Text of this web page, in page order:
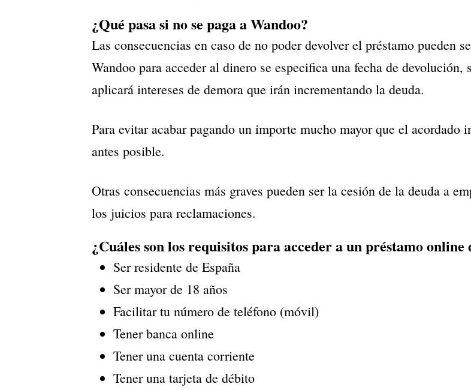
¿Qué pasa si no se paga a Wandoo?
Las consecuencias en caso de no poder devolver el préstamo pueden
Wandoo para acceder al dinero se especifica una fecha de
aplicará intereses de demora que irán incrementando la deuda.
Para evitar acabar pagando un importe mucho mayor que el
antes posible.
Otras consecuencias más graves pueden ser la cesión de la deuda a
los juicios para reclamaciones.
¿Cuáles son los requisitos para acceder a un préstamo online
Ser residente de España
Ser mayor de 18 años
Facilitar tu número de teléfono (móvil)
Tener banca online
Tener una cuenta corriente
Tener una tarjeta de débito